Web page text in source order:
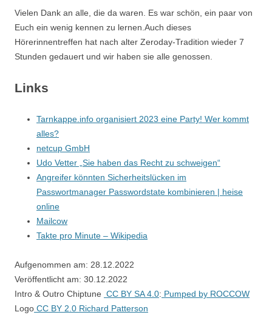
Vielen Dank an alle, die da waren. Es war schön, ein paar von
Euch ein wenig kennen zu lernen.Auch dieses
Hörerinnentreffen hat nach alter Zeroday-Tradition wieder 7
Stunden gedauert und wir haben sie alle genossen.
Links
Tarnkappe.info organisiert 2023 eine Party! Wer kommt
alles?
netcup GmbH
Udo Vetter „Sie haben das Recht zu schweigen“
Angreifer könnten Sicherheitslücken im
Passwortmanager Passwordstate kombinieren | heise
online
Mailcow
Takte pro Minute – Wikipedia
Aufgenommen am: 28.12.2022
Veröffentlicht am: 30.12.2022
Intro & Outro Chiptune CC BY SA 4.0: Pumped by ROCCOW
Logo CC BY 2.0 Richard Patterson